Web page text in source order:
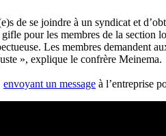
de se joindre à un syndicat et
pour les membres de la section
Les membres demandent
», explique le confrère Meinema.
envoyant un message à l’entreprise